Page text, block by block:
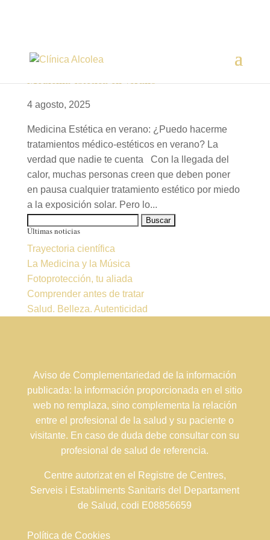
Medicina estética en verano
4 agosto, 2025
Medicina Estética en verano: ¿Puedo hacerme
tratamientos médico-estéticos en verano? La
verdad que nadie te cuenta Con la llegada del
calor, muchas personas creen que deben poner
en pausa cualquier tratamiento estético por miedo
a la exposición solar. Pero lo...
Últimas noticias
Trayectoria científica
La Medicina y la Música
Fotoprotección, tu aliada
Comprender antes de tratar
Salud. Belleza. Autenticidad
Aviso de Complementariedad de la información
publicada: la información proporcionada en el sitio
web no remplaza, sino complementa la relación
entre el profesional de la salud y su paciente o
visitante. En caso de duda debe consultar con su
profesional de salud de referencia.
Centre autorizat en el Registre de Centres,
Serveis i Establiments Sanitaris del Departament
de Salud, codi E08856659
Política de Cookies